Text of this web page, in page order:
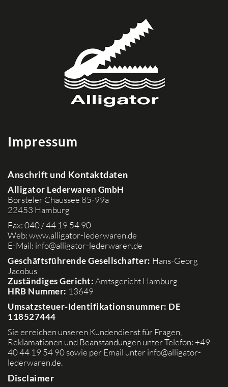
Impressum
Anschrift und Kontaktdaten
Alligator Lederwaren GmbH
Borsteler Chaussee 85-99a
22453 Hamburg
Fax: 040 / 44 19 54 90
Web:www.alligator-lederwaren.de
E-Mail: info@alligator-lederwaren.de
Geschäftsführende Gesellschafter: Hans-Georg
Jacobus
Zuständiges Gericht:Amtsgericht Hamburg
HRB Nummer: 13649
Umsatzsteuer-Identifikationsnummer: DE
118527444
Sie erreichen unseren Kundendienst für Fragen,
Reklamationen und Beanstandungen unter Telefon: +49
40 44 19 54 90 sowie per Email unterinfo@alligator-
lederwaren.de.
Disclaimer